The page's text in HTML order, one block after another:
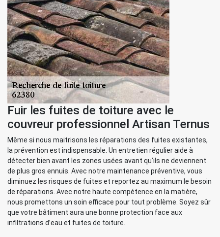
Fuir les fuites de toiture avec le
couvreur professionnel Artisan Ternus
Même si nous maitrisons les réparations des fuites existantes,
la prévention est indispensable. Un entretien régulier aide à
détecter bien avant les zones usées avant qu’ils ne deviennent
de plus gros ennuis. Avec notre maintenance préventive, vous
diminuez les risques de fuites et reportez au maximum le besoin
de réparations. Avec notre haute compétence en la matière,
nous promettons un soin efficace pour tout problème. Soyez sûr
que votre bâtiment aura une bonne protection face aux
infiltrations d’eau et fuites de toiture.